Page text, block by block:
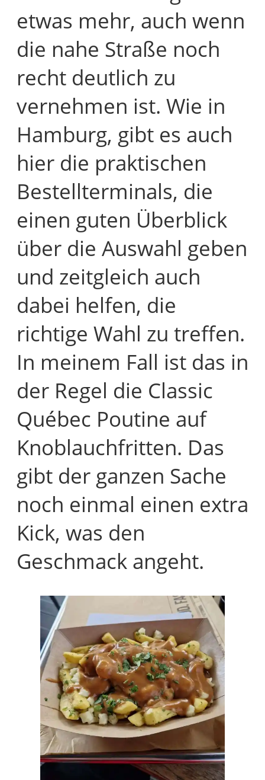
etwas mehr, auch wenn
die nahe Straße noch
recht deutlich zu
vernehmen ist. Wie in
Hamburg, gibt es auch
hier die praktischen
Bestellterminals, die
einen guten Überblick
über die Auswahl geben
und zeitgleich auch
dabei helfen, die
richtige Wahl zu treffen.
In meinem Fall ist das in
der Regel die Classic
Québec Poutine auf
Knoblauchfritten. Das
gibt der ganzen Sache
noch einmal einen extra
Kick, was den
Geschmack angeht.